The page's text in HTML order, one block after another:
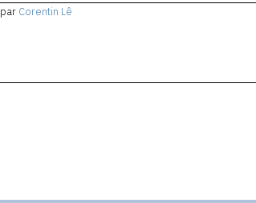
par Corentin Lê